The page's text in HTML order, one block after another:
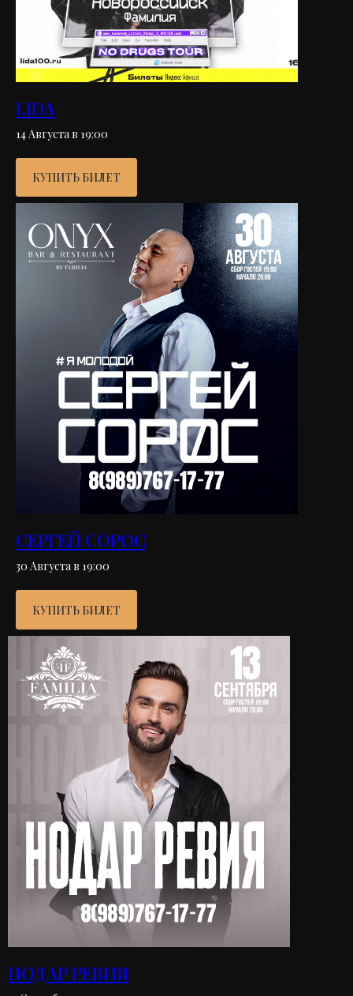
LIDA
14 Августа в 19:00
КУПИТЬ БИЛЕТ
СЕРГЕЙ СОРОС
30 Августа в 19:00
КУПИТЬ БИЛЕТ
НОДАР РЕВИЯ